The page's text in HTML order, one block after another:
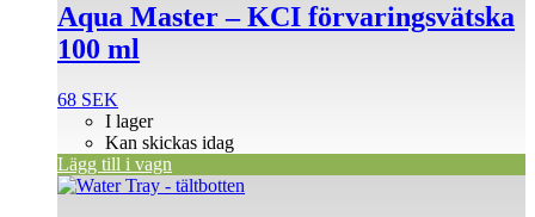
Aqua Master – KCI förvaringsvätska
100 ml
68 SEK
I lager
Kan skickas idag
Lägg till i vagn
Den